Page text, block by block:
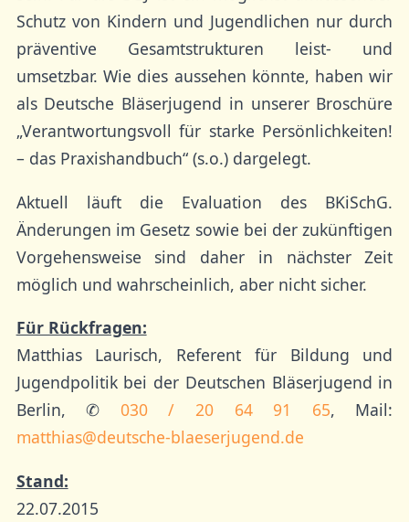
Schutz von Kindern und Jugendlichen nur durch
präventive Gesamtstrukturen leist- und
umsetzbar. Wie dies aussehen könnte, haben wir
als Deutsche Bläserjugend in unserer Broschüre
„Verantwortungsvoll für starke Persönlichkeiten!
– das Praxishandbuch“ (s.o.) dargelegt.
Aktuell läuft die Evaluation des BKiSchG.
Änderungen im Gesetz sowie bei der zukünftigen
Vorgehensweise sind daher in nächster Zeit
möglich und wahrscheinlich, aber nicht sicher.
Für Rückfragen:
Matthias Laurisch, Referent für Bildung und
Jugendpolitik bei der Deutschen Bläserjugend in
Berlin, ✆ 030 / 20 64 91 65, Mail:
matthias@deutsche-blaeserjugend.de
Stand:
22.07.2015